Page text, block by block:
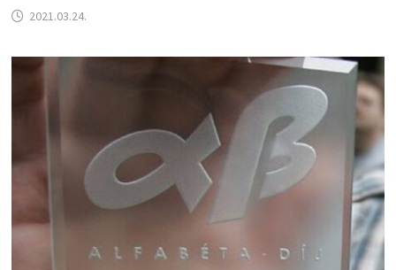
2021.03.24.